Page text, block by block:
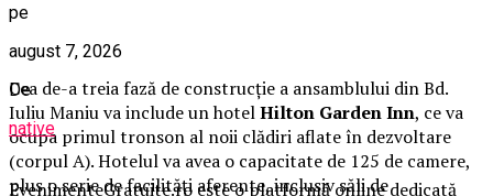
Cea de-a treia fază de construcție a ansamblului din Bd.
Iuliu Maniu va include un hotelHilton Garden Inn, ce va
ocupa primul tronson al noii clădiri aflate în dezvoltare
(corpul A). Hotelul va avea o capacitate de 125 de camere,
plus o serie de facilități aferente, inclusiv săli de
pe
august 7, 2026
De
native
EvenimenteGratuite.ro este o platformă online dedicată